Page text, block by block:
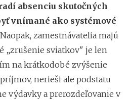
absenciu skutočných
vnímané ako systémové
Naopak, zamestnávatelia majú
„zrušenie sviatkov" je len
na krátkodobé zvýšenie
nerieši ale podstatu
výdavky a prerozdeľovanie v